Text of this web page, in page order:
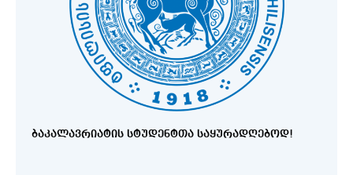
ᲑᲐᲙᲐᲚᲐᲕᲠᲘᲐᲢᲘᲡ ᲡᲢᲣᲓᲔᲜᲢᲗᲐ ᲡᲐᲧᲣᲠᲐᲓᲦᲔᲑᲝᲓ!